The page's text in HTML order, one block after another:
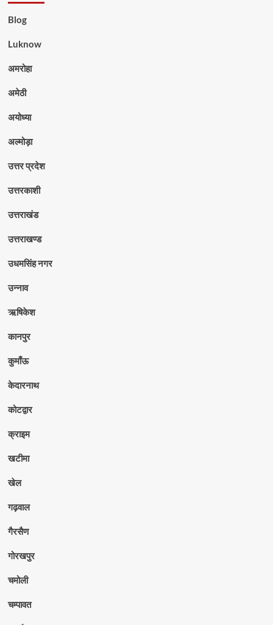
Blog
Luknow
अमरोहा
अमेठी
अयोध्या
अल्मोड़ा
उत्तर प्रदेश
उत्तरकाशी
उत्तराखंड
उत्तराखण्ड
उधमसिंह नगर
उन्नाव
ऋषिकेश
कानपुर
कुमाँऊ
केदारनाथ
कोटद्वार
क्राइम
खटीमा
खेल
गढ़वाल
गैरसैण
गोरखपुर
चमोली
चम्पावत